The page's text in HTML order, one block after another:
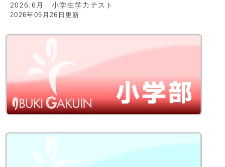
2026.6月 小学生学力テスト
2026年05月26日更新